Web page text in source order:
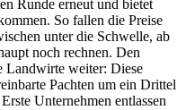
Runde erneut und bietet
So fallen die Preise
unter die Schwelle, ab
noch rechnen. Den
Landwirte weiter: Diese
Pachten um ein Drittel
Unternehmen entlassen